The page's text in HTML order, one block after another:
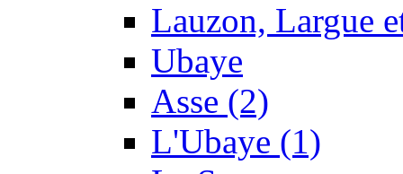
Lauzon, Largue
Ubaye
Asse (2)
L'Ubaye (1)